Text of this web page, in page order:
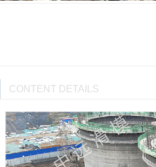
CONTENT DETAILS